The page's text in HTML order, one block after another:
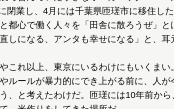
閉業し、4月には千葉県匝瑳市に移住し
都心で働く人々を「田舎に散ろうぜ」
しになる、アンタも幸せになる」と、耳
これ以上、東京にいるわけにもいくまい
ルールが暴力的にでき上がる前に、人
、と考えたわけだ。匝瑳には10年前か